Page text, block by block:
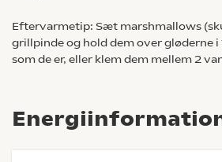
Eftervarmetip: Sæt marshmallows
grillpinde og hold dem over gløderne i
som de er, eller klem dem mellem 2